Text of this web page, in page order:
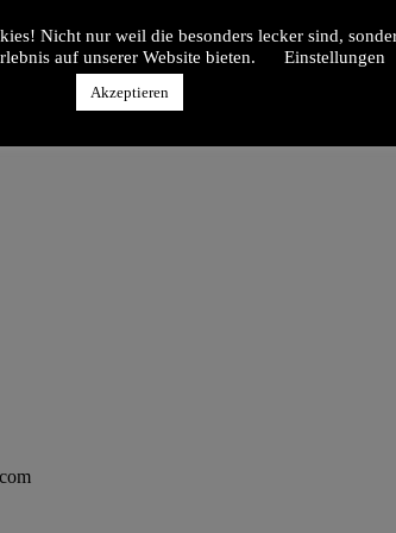
Nicht nur weil die besonders lecker sind,
auf unserer Website bieten.
Einstellungen
Akzeptieren